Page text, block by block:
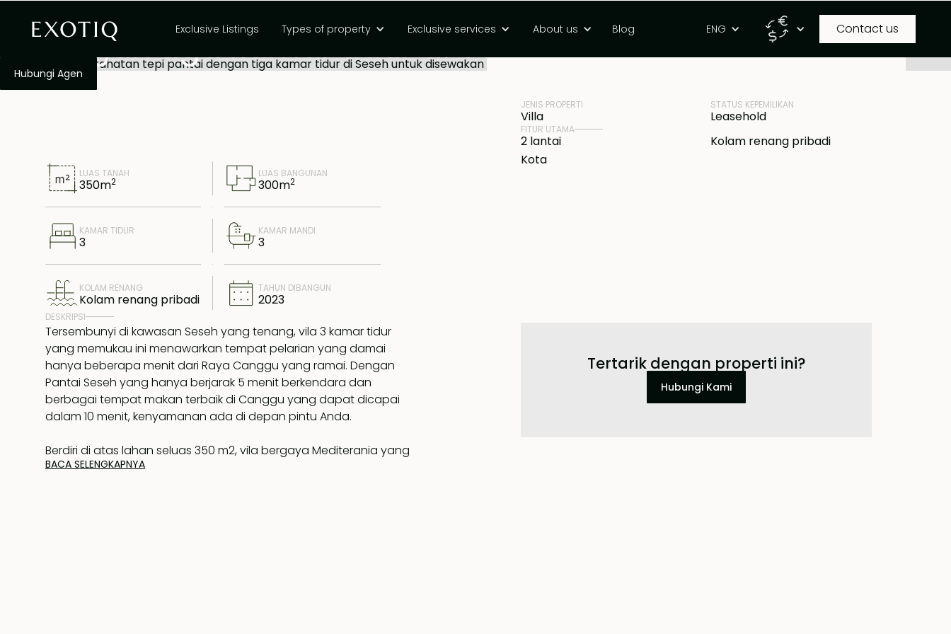
Exclusive Listings Types of property Exclusive services About us Blog ENG Contact us
Hubungi Agen
Tempat peristirahatan tepi pantai
dengan tiga kamar tidur di Seseh
untuk disewakan
LUAS TANAH
350m2
LUAS BANGUNAN
300m2
KAMAR TIDUR
3
KAMAR MANDI
3
KOLAM RENANG
Kolam renang pribadi
TAHUN DIBANGUN
2023
DESKRIPSI
Tersembunyi di kawasan Seseh yang tenang, vila 3 kamar tidur
yang memukau ini menawarkan tempat pelarian yang damai
hanya beberapa menit dari Raya Canggu yang ramai. Dengan
Pantai Seseh yang hanya berjarak 5 menit berkendara dan
berbagai tempat makan terbaik di Canggu yang dapat dicapai
dalam 10 menit, kenyamanan ada di depan pintu Anda.
Berdiri di atas lahan seluas 350 m2, vila bergaya Mediterania yang
dirancang dengan indah ini menampilkan interior yang terang dan
BACA SELENGKAPNYA
HARGA ID PROPERTI
JENIS PROPERTI
Villa
STATUS KEPEMILIKAN
Leasehold
FITUR UTAMA
2 lantai
Kolam renang pribadi
Kota
Tertarik dengan properti ini?
Hubungi Kami